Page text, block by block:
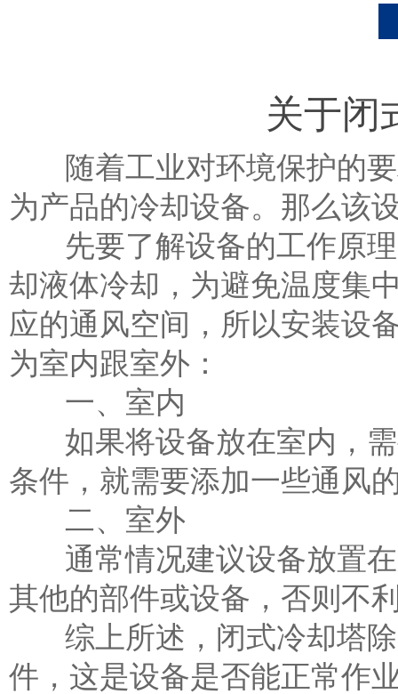
关于闭
随着工业对环境保护的要
为产品的冷却设备。那么该
先要了解设备的工作原理
却液体冷却，为避免温度集
应的通风空间，所以安装设
为室内跟室外：
一、室内
如果将设备放在室内，需
条件，就需要添加一些通风
二、室外
通常情况建议设备放置在
其他的部件或设备，否则不
综上所述，闭式冷却塔除
件，这是设备是否能正常作